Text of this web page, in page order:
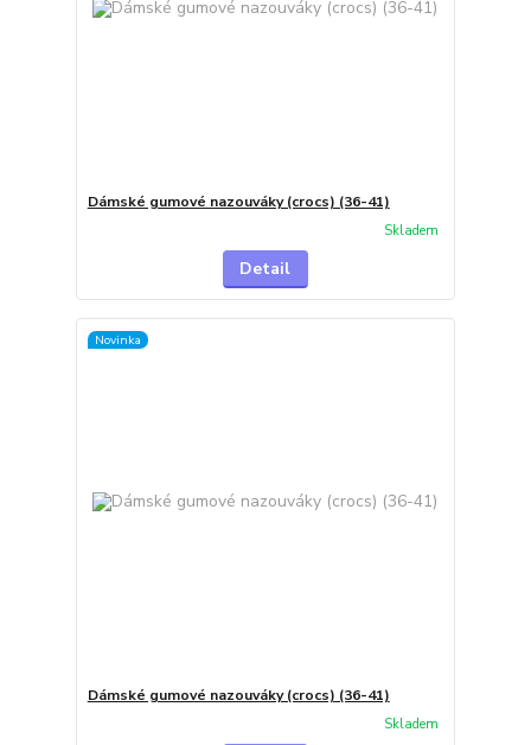
Dámské gumové nazouváky (crocs) (36-41)
Skladem
Detail
Novinka
Dámské gumové nazouváky (crocs) (36-41)
Skladem